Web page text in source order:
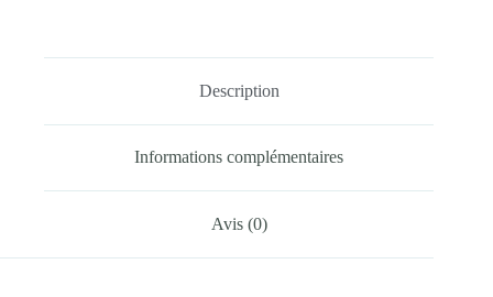
Description
Informations complémentaires
Avis (0)